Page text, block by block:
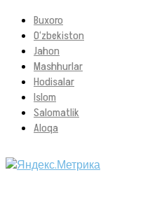
Buxoro
O‘zbekiston
Jahon
Mashhurlar
Hodisalar
Islom
Salomatlik
Aloqa